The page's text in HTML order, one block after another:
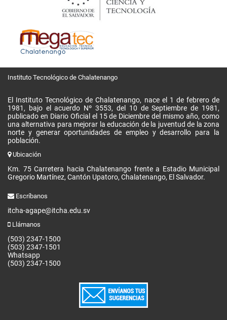
Instituto Tecnológico de Chalatenango
El Instituto Tecnológico de Chalatenango, nace el 1 de febrero de
1981, bajo el acuerdo Nº 3553, del 10 de Septiembre de 1981,
publicado en Diario Oficial el 15 de Diciembre del mismo año, como
una alternativa para mejorar la educación de la juventud de la zona
norte y generar oportunidades de empleo y desarrollo para la
población.
Ubicación
Km. 75 Carretera hacia Chalatenango frente a Estadio Municipal
Gregorio Martínez, Cantón Upatoro, Chalatenango, El Salvador.
Escríbanos
itcha-agape@itcha.edu.sv
Llámanos
(503) 2347-1500
(503) 2347-1501
Whatsapp
(503) 2347-1500